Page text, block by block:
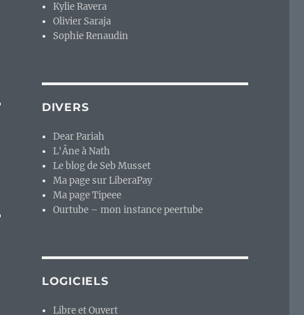
Kylie Ravera
Olivier Saraja
Sophie Renaudin
DIVERS
Dear Pariah
L'Âne à Nath
Le blog de Seb Musset
Ma page sur LiberaPay
Ma page Tipeee
Ourtube – mon instance peertube
LOGICIELS
Libre et Ouvert